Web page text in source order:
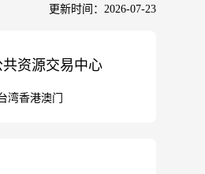
更新时间：2026-07-23
共资源交易中心
湾香港澳门